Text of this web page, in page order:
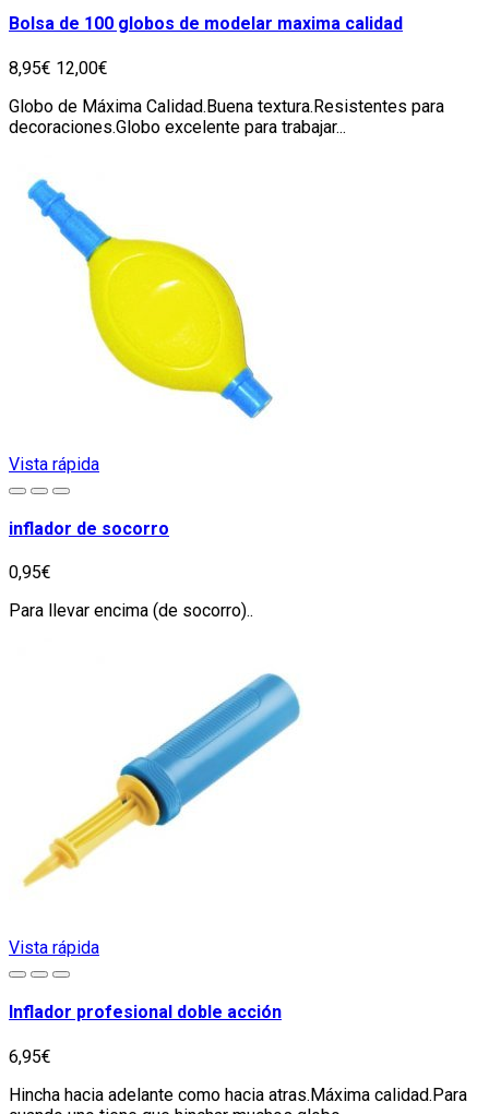
Bolsa de 100 globos de modelar maxima calidad
8,95€ 12,00€
Globo de Máxima Calidad.Buena textura.Resistentes para
decoraciones.Globo excelente para trabajar...
Vista rápida
inflador de socorro
0,95€
Para llevar encima (de socorro)..
Vista rápida
Inflador profesional doble acción
6,95€
Hincha hacia adelante como hacia atras.Máxima calidad.Para